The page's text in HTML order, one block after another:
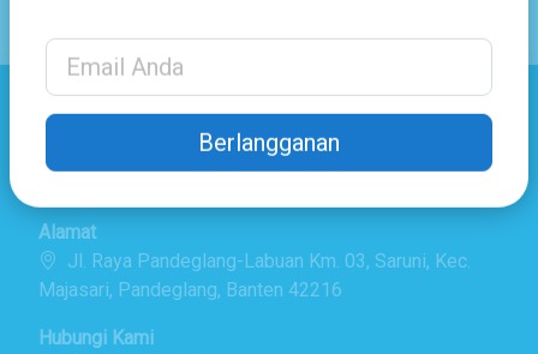
Email Address
Berlangganan
Detail Kontak
Alamat
Jl. Raya Pandeglang-Labuan Km. 03, Saruni, Kec.
Majasari, Pandeglang, Banten 42216
Hubungi Kami